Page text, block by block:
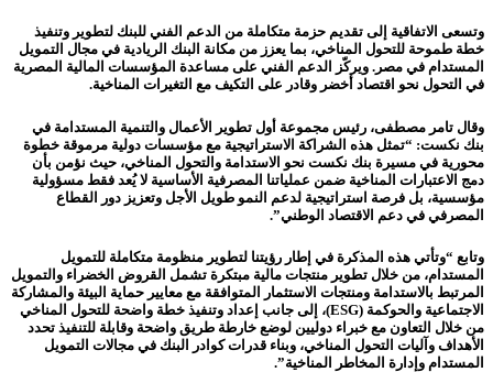
وتسعى الاتفاقية إلى تقديم حزمة متكاملة من الدعم الفني للبنك لتطوير وتنفيذ
خطة طموحة للتحول المناخي، بما يعزز من مكانة البنك الريادية في مجال التمويل
المستدام في مصر. ويركّز الدعم الفني على مساعدة المؤسسات المالية المصرية
في التحول نحو اقتصاد أخضر وقادر على التكيف مع التغيرات المناخية.
وقال تامر مصطفى، رئيس مجموعة أول تطوير الأعمال والتنمية المستدامة في
بنك نكست: “تمثل هذه الشراكة الاستراتيجية مع مؤسسات دولية مرموقة خطوة
محورية في مسيرة بنك نكست نحو الاستدامة والتحول المناخي، حيث نؤمن بأن
دمج الاعتبارات المناخية ضمن عملياتنا المصرفية الأساسية لا يُعد فقط مسؤولية
مؤسسية، بل فرصة استراتيجية لدعم النمو طويل الأجل وتعزيز دور القطاع
المصرفي في دعم الاقتصاد الوطني”.
وتابع “وتأتي هذه المذكرة في إطار رؤيتنا لتطوير منظومة متكاملة للتمويل
المستدام، من خلال تطوير منتجات مالية مبتكرة تشمل القروض الخضراء والتمويل
المرتبط بالاستدامة ومنتجات الاستثمار المتوافقة مع معايير حماية البيئة والمشاركة
الاجتماعية والحوكمة (ESG)، إلى جانب إعداد وتنفيذ خطة واضحة للتحول المناخي
من خلال التعاون مع خبراء دوليين لوضع خارطة طريق واضحة وقابلة للتنفيذ تحدد
الأهداف وآليات التحول المناخي، وبناء قدرات كوادر البنك في مجالات التمويل
المستدام وإدارة المخاطر المناخية”.